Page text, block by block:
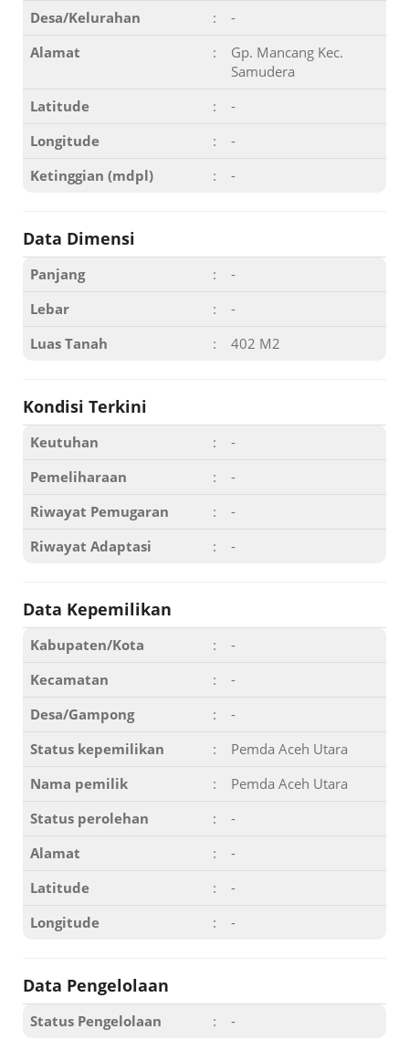
Desa/Kelurahan
:
-
Alamat
:
Gp. Mancang Kec.
Samudera
Latitude
:
-
Longitude
:
-
Ketinggian (mdpl)
: -
Data Dimensi
Panjang :
-
Lebar
:
-
Luas Tanah
: 402 M2
Kondisi Terkini
Keutuhan :
-
Pemeliharaan
:
-
Riwayat Pemugaran
:
-
Riwayat Adaptasi
: -
Data Kepemilikan
Kabupaten/Kota :
-
Kecamatan
:
-
Desa/Gampong
:
-
Status kepemilikan
:
Pemda Aceh Utara
Nama pemilik
:
Pemda Aceh Utara
Status perolehan
:
-
Alamat
:
-
Latitude
:
-
Longitude
: -
Data Pengelolaan
Status Pengelolaan : -